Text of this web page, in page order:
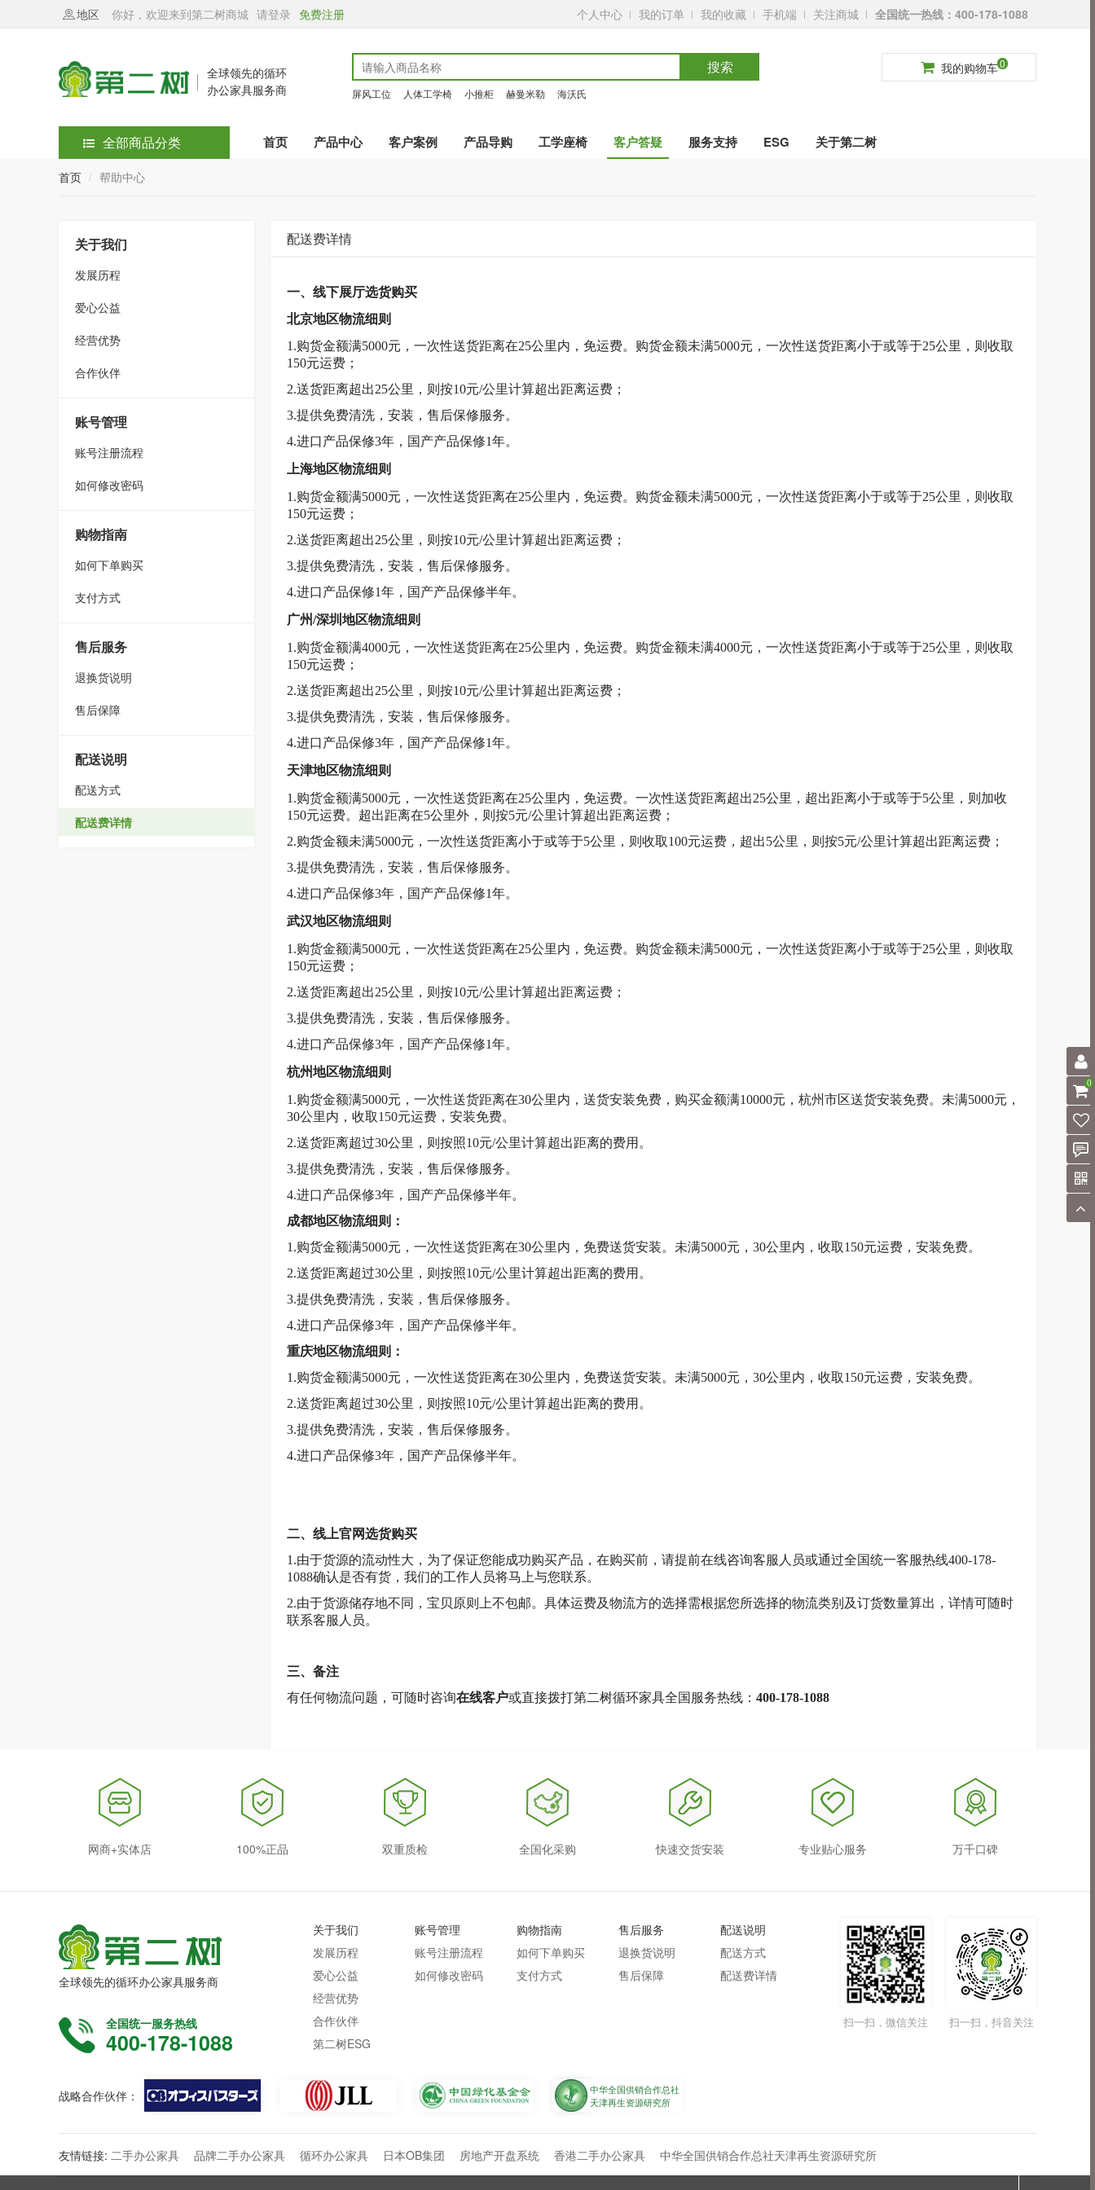
地区 你好，欢迎来到第二树商城 请登录 免费注册 个人中心 我的订单 我的收藏 手机端 关注商城 全国统一热线：400-178-1088
全球领先的循环
办公家具服务商
搜索
屏风工位 人体工学椅 小推柜 赫曼米勒 海沃氏
我的购物车0
全部商品分类 首页 产品中心 客户案例 产品导购 工学座椅 客户答疑 服务支持 ESG 关于第二树
请登录 免费注册
首页 帮助中心
关于我们
发展历程
爱心公益
经营优势
合作伙伴
账号管理
账号注册流程
如何修改密码
购物指南
如何下单购买
支付方式
售后服务
退换货说明
售后保障
配送说明
配送方式
配送费详情
配送费详情
一、线下展厅选货购买
北京地区物流细则
1.购货金额满5000元，一次性送货距离在25公里内，免运费。购货金额未满5000元，一次性送货距离小于或等于25公里，则收取
150元运费；
2.送货距离超出25公里，则按10元/公里计算超出距离运费；
3.提供免费清洗，安装，售后保修服务。
4.进口产品保修3年，国产产品保修1年。
上海地区物流细则
1.购货金额满5000元，一次性送货距离在25公里内，免运费。购货金额未满5000元，一次性送货距离小于或等于25公里，则收取
150元运费；
2.送货距离超出25公里，则按10元/公里计算超出距离运费；
3.提供免费清洗，安装，售后保修服务。
4.进口产品保修1年，国产产品保修半年。
广州/深圳地区物流细则
1.购货金额满4000元，一次性送货距离在25公里内，免运费。购货金额未满4000元，一次性送货距离小于或等于25公里，则收取
150元运费；
2.送货距离超出25公里，则按10元/公里计算超出距离运费；
3.提供免费清洗，安装，售后保修服务。
4.进口产品保修3年，国产产品保修1年。
天津地区物流细则
1.购货金额满5000元，一次性送货距离在25公里内，免运费。一次性送货距离超出25公里，超出距离小于或等于5公里，则加收
150元运费。超出距离在5公里外，则按5元/公里计算超出距离运费；
2.购货金额未满5000元，一次性送货距离小于或等于5公里，则收取100元运费，超出5公里，则按5元/公里计算超出距离运费；
3.提供免费清洗，安装，售后保修服务。
4.进口产品保修3年，国产产品保修1年。
武汉地区物流细则
1.购货金额满5000元，一次性送货距离在25公里内，免运费。购货金额未满5000元，一次性送货距离小于或等于25公里，则收取
150元运费；
2.送货距离超出25公里，则按10元/公里计算超出距离运费；
3.提供免费清洗，安装，售后保修服务。
4.进口产品保修3年，国产产品保修1年。
杭州地区物流细则
1.购货金额满5000元，一次性送货距离在30公里内，送货安装免费，购买金额满10000元，杭州市区送货安装免费。未满5000元，
30公里内，收取150元运费，安装免费。
2.送货距离超过30公里，则按照10元/公里计算超出距离的费用。
3.提供免费清洗，安装，售后保修服务。
4.进口产品保修3年，国产产品保修半年。
成都地区物流细则：
1.购货金额满5000元，一次性送货距离在30公里内，免费送货安装。未满5000元，30公里内，收取150元运费，安装免费。
2.送货距离超过30公里，则按照10元/公里计算超出距离的费用。
3.提供免费清洗，安装，售后保修服务。
4.进口产品保修3年，国产产品保修半年。
重庆地区物流细则：
1.购货金额满5000元，一次性送货距离在30公里内，免费送货安装。未满5000元，30公里内，收取150元运费，安装免费。
2.送货距离超过30公里，则按照10元/公里计算超出距离的费用。
3.提供免费清洗，安装，售后保修服务。
4.进口产品保修3年，国产产品保修半年。
二、线上官网选货购买
1.由于货源的流动性大，为了保证您能成功购买产品，在购买前，请提前在线咨询客服人员或通过全国统一客服热线400-178-
1088确认是否有货，我们的工作人员将马上与您联系。
2.由于货源储存地不同，宝贝原则上不包邮。具体运费及物流方的选择需根据您所选择的物流类别及订货数量算出，详情可随时
联系客服人员。
三、备注
有任何物流问题，可随时咨询在线客户或直接拨打第二树循环家具全国服务热线： 400-178-1088
网商+实体店 100%正品 双重质检 全国化采购 快速交货安装 专业贴心服务 万千口碑
全球领先的循环办公家具服务商
全国统一服务热线
400-178-1088
关于我们
发展历程
爱心公益
经营优势
合作伙伴
第二树ESG
账号管理
账号注册流程
如何修改密码
购物指南
如何下单购买
支付方式
售后服务
退换货说明
售后保障
配送说明
配送方式
配送费详情
扫一扫，微信关注 扫一扫，抖音关注
战略合作伙伴：
中华全国供销合作总社
天津再生资源研究所
友情链接: 二手办公家具 品牌二手办公家具 循环办公家具 日本OB集团 房地产开盘系统 香港二手办公家具 中华全国供销合作总社天津再生资源研究所
0